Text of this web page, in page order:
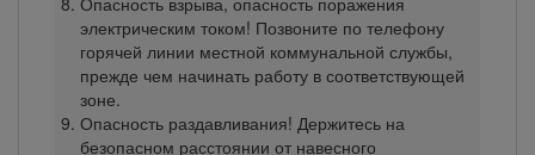
электрическим током! Позвоните по телефону
горячей линии местной коммунальной службы,
прежде чем начинать работу в соответствующей
зоне.
Опасность раздавливания! Держитесь на
безопасном расстоянии от навесного